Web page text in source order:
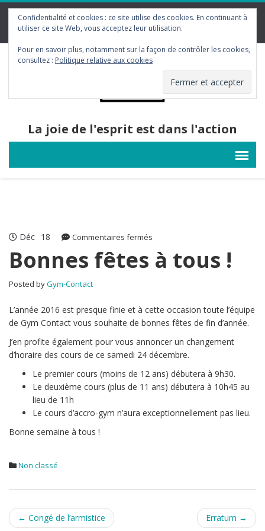
contact@gym-contact.be
La joie de l'esprit est dans l'action
Déc 18 Commentaires fermés
fêtes
Bonnes fêtes à tous !
Posted byGym-Contact
L’année 2016 est presque finie et à cette occasion toute l’équipe
de Gym Contact vous souhaite de bonnes fêtes de fin d’année.
J’en profite également pour vous annoncer un changement
d’horaire des cours de ce samedi 24 décembre.
Le premier cours (moins de 12 ans) débutera à 9h30.
Le deuxième cours (plus de 11 ans) débutera à 10h45 au
lieu de 11h
Le cours d’accro-gym n’aura exceptionnellement pas lieu.
Bonne semaine à tous !
Non classé
Post
← Congé de l’armistice Erratum →
Confidentialité et cookies : ce site utilise des cookies. En continuant à
utiliser ce site Web, vous acceptez leur utilisation.
Pour en savoir plus, notamment sur la façon de contrôler les cookies,
consultez : Politique relative aux cookies